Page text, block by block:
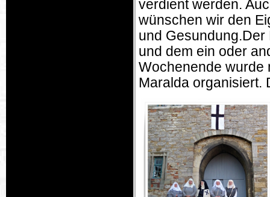
verdient werden.
wünschen wir den
und
und dem ein oder
Wochenende wurde
Maralda organisiert.